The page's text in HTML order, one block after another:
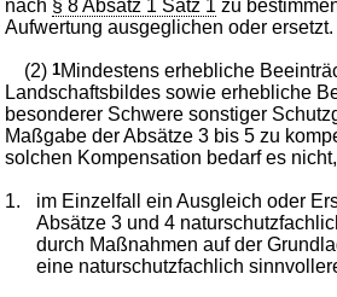
nach § 8 Absatz 1 Satz 1 zu
Aufwertung ausgeglichen oder ersetzt.
(2)1Mindestens erhebliche
Landschaftsbildes sowie erhebliche
besonderer Schwere sonstiger
Maßgabe der Absätze 3 bis 5 zu
solchen Kompensation bedarf es
1.
im Einzelfall ein Ausgleich oder
Absätze 3 und 4
durch Maßnahmen auf der
eine naturschutzfachlich